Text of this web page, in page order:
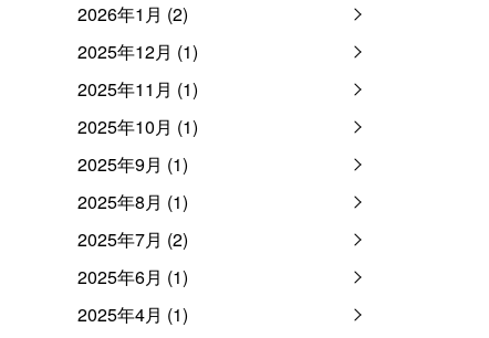
2026年1月 (2)
2025年12月 (1)
2025年11月 (1)
2025年10月 (1)
2025年9月 (1)
2025年8月 (1)
2025年7月 (2)
2025年6月 (1)
2025年4月 (1)